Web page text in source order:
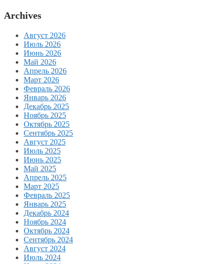
Archives
Август 2026
Июль 2026
Июнь 2026
Май 2026
Апрель 2026
Март 2026
Февраль 2026
Январь 2026
Декабрь 2025
Ноябрь 2025
Октябрь 2025
Сентябрь 2025
Август 2025
Июль 2025
Июнь 2025
Май 2025
Апрель 2025
Март 2025
Февраль 2025
Январь 2025
Декабрь 2024
Ноябрь 2024
Октябрь 2024
Сентябрь 2024
Август 2024
Июль 2024